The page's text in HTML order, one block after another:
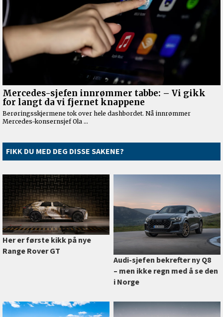
FIKK DU MED DEG DISSE SAKENE?
Her er første kikk på nye
Range Rover GT
Audi-sjefen bekrefter ny Q8
–⁠ men ikke regn med å se den
i Norge